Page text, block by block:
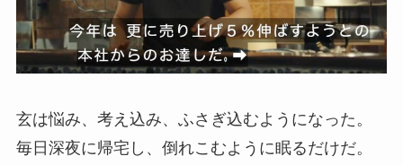
玄は悩み、考え込み、ふさぎ込むようになった。
毎日深夜に帰宅し、倒れこむように眠るだけだ。